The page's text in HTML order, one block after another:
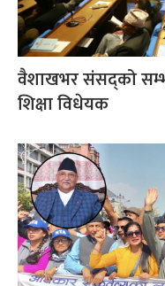
वैशाखभर संसद्को
शिक्षा विधेयक